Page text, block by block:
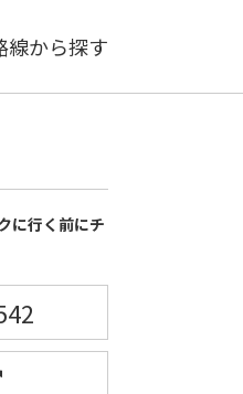
線から探す
に行く前にチ